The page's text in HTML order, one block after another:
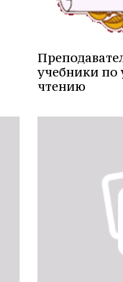
учебники по
чтению